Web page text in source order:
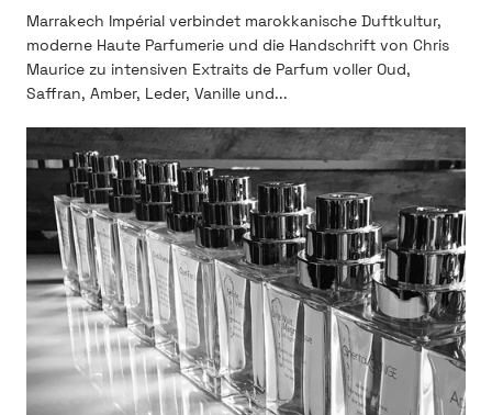
Marrakech Impérial verbindet marokkanische Duftkultur,
moderne Haute Parfumerie und die Handschrift von Chris
Maurice zu intensiven Extraits de Parfum voller Oud,
Saffran, Amber, Leder, Vanille und...